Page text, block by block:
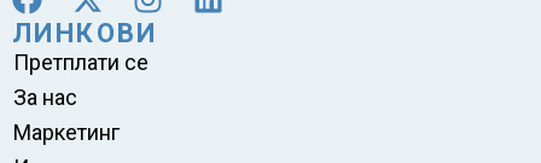
ЛИНКОВИ
Претплати се
За нас
Маркетинг